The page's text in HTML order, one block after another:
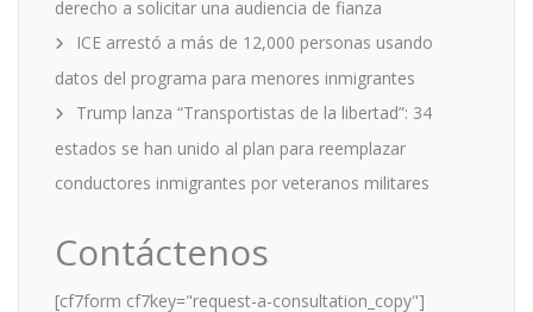
derecho a solicitar una audiencia de fianza
ICE arrestó a más de 12,000 personas usando
datos del programa para menores inmigrantes
Trump lanza “Transportistas de la libertad”: 34
estados se han unido al plan para reemplazar
conductores inmigrantes por veteranos militares
Contáctenos
[cf7form cf7key="request-a-consultation_copy"]